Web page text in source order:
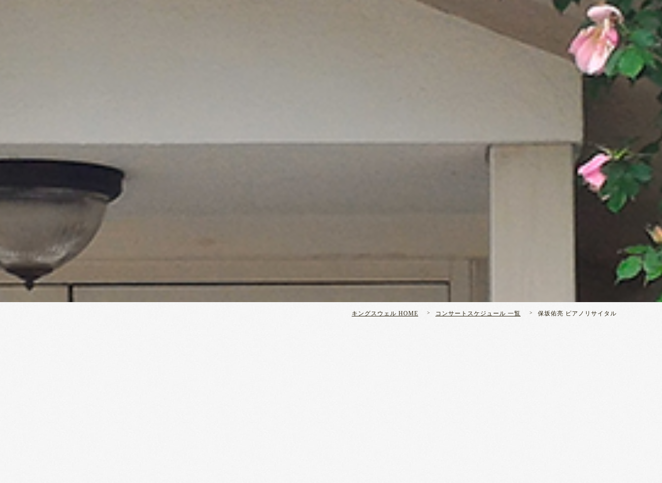
キングスウェル HOME コンサートスケジュール 一覧 保坂佑亮 ピアノリサイタル